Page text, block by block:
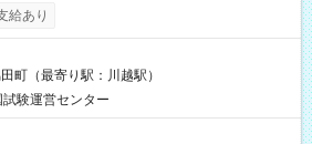
昇給あり 【即給（前払い）オプションあ
る場合、勤務から1週間ほどで給与の一部を受け
試験 8:30～17:30（休憩1時間） 時給1,300円
円＋交通費 ※当日の役割により時給＋100
国家試験 7:00～13:30（休憩なし） 時給1,300
円）×6時間＝日収8,400円＋交通費 【試用期
給あり
町（最寄り駅：川越駅）
験運営センター